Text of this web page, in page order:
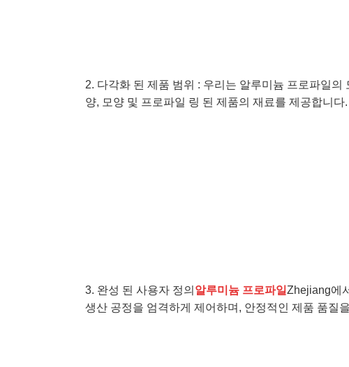
2. 다각화 된 제품 범위 : 우리는 알루미늄 프로파일
양, 모양 및 프로파일 링 된 제품의 재료를 제공합니다.
3. 완성 된 사용자 정의 알루미늄 프로파일Zhejiang에
생산 공정을 엄격하게 제어하며, 안정적인 제품 품질